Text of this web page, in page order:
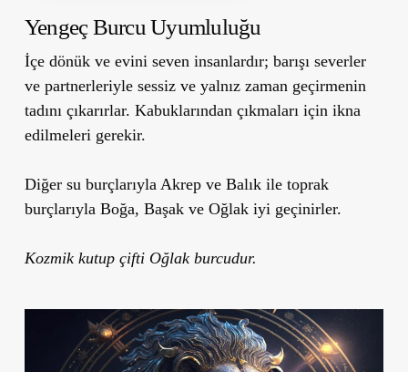
Yengeç Burcu Uyumluluğu
İçe dönük ve evini seven insanlardır; barışı severler
ve partnerleriyle sessiz ve yalnız zaman geçirmenin
tadını çıkarırlar. Kabuklarından çıkmaları için ikna
edilmeleri gerekir.
Diğer su burçlarıyla Akrep ve Balık ile toprak
burçlarıyla Boğa, Başak ve Oğlak iyi geçinirler.
Kozmik kutup çifti Oğlak burcudur.